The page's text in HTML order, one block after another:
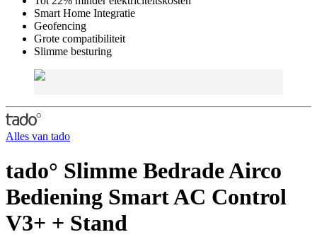
Smart Home Integratie
Geofencing
Grote compatibiliteit
Slimme besturing
Alles van tado
tado° Slimme Bedrade Airco
Bediening Smart AC Control
V3+ + Stand